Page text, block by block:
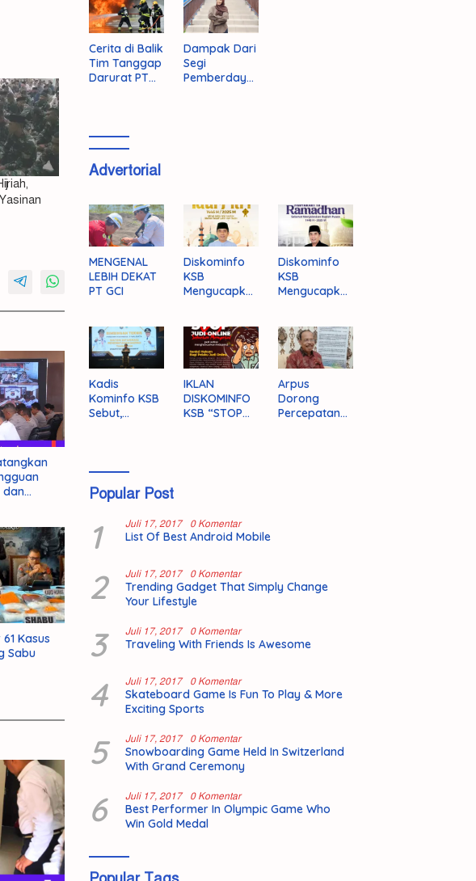
dan
Kasus
Sabu
Barat
Cerita di Balik
Tim Tanggap
Darurat PT
Dampak Dari
Segi
Pemberdaya
Advertorial
MENGENAL
LEBIH DEKAT
PT GCI
Diskominfo
KSB
Mengucapka
Idul Fitri 1446
H/2025 M
Diskominfo
KSB
Mengucapka
Ibadah Puasa
1446 H/2025
M
Kadis
Kominfo KSB
Sebut,
IKLAN
DISKOMINFO
KSB “STOP
Arpus
Dorong
Percepatan
Popular Post
1 Juli 17, 2017 0 Komentar
List Of Best Android Mobile
2 Juli 17, 2017 0 Komentar
Trending Gadget That Simply Change
Your Lifestyle
3 Juli 17, 2017 0 Komentar
Traveling With Friends Is Awesome
4 Juli 17, 2017 0 Komentar
Skateboard Game Is Fun To Play & More
Exciting Sports
5 Juli 17, 2017 0 Komentar
Snowboarding Game Held In Switzerland
With Grand Ceremony
6 Juli 17, 2017 0 Komentar
Best Performer In Olympic Game Who
Win Gold Medal